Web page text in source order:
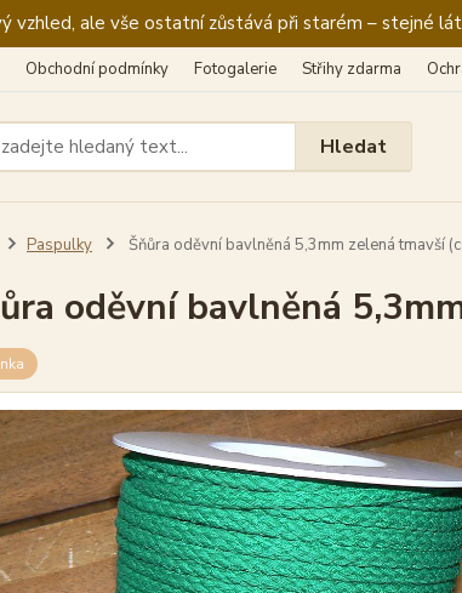
vzhled, ale vše ostatní zůstává při starém – stejné
Obchodní podmínky Fotogalerie Střihy zdarma
Hledat
Paspulky Šňůra oděvní bavlněná 5,3mm zelená tmavší
oděvní bavlněná